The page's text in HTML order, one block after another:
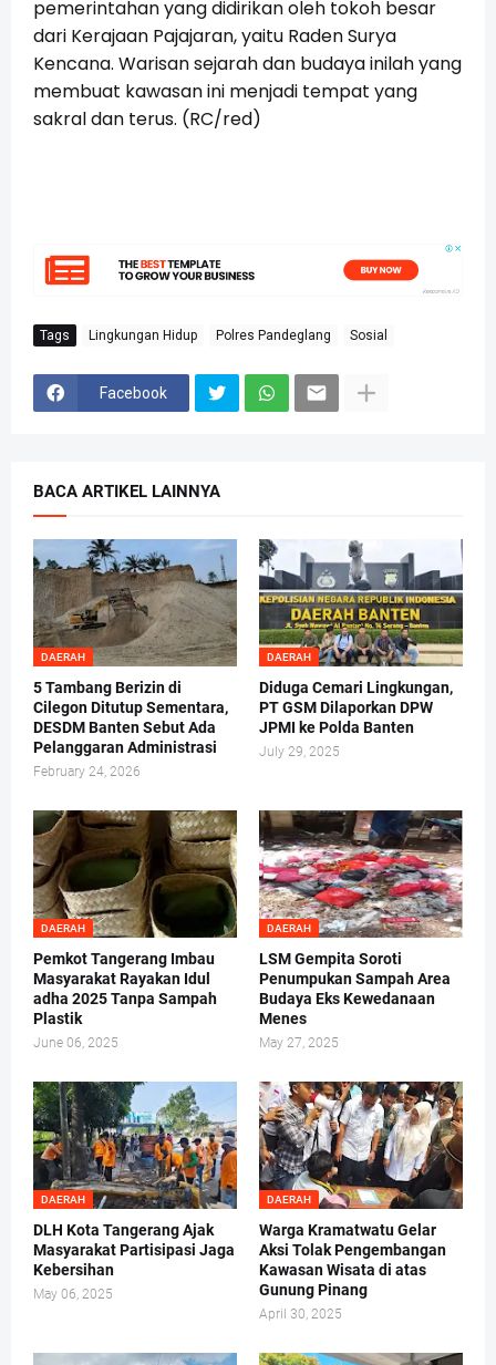
pemerintahan yang didirikan oleh tokoh besar
dari Kerajaan Pajajaran, yaitu Raden Surya
Kencana. Warisan sejarah dan budaya inilah yang
membuat kawasan ini menjadi tempat yang
sakral dan terus. (RC/red)
Tags Lingkungan Hidup Polres Pandeglang Sosial
Facebook
BACA ARTIKEL LAINNYA
DAERAH
5 Tambang Berizin di
Cilegon Ditutup Sementara,
DESDM Banten Sebut Ada
Pelanggaran Administrasi
February 24, 2026
DAERAH
Diduga Cemari Lingkungan,
PT GSM Dilaporkan DPW
JPMI ke Polda Banten
July 29, 2025
DAERAH
Pemkot Tangerang Imbau
Masyarakat Rayakan Idul
adha 2025 Tanpa Sampah
Plastik
June 06, 2025
DAERAH
LSM Gempita Soroti
Penumpukan Sampah Area
Budaya Eks Kewedanaan
Menes
May 27, 2025
DAERAH
DLH Kota Tangerang Ajak
Masyarakat Partisipasi Jaga
Kebersihan
May 06, 2025
DAERAH
Warga Kramatwatu Gelar
Aksi Tolak Pengembangan
Kawasan Wisata di atas
Gunung Pinang
April 30, 2025